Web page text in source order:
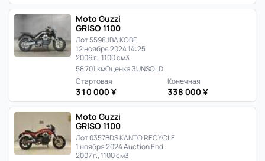
Moto Guzzi
GRISO 1100
Лот 5598JBA KOBE
12 ноября 2024 14:25
2006 г., 1100 см3
58 701 кмОценка 3UNSOLD
Стартовая
310 000 ¥
Конечная
338 000 ¥
Moto Guzzi
GRISO 1100
Лот 0357BDS KANTO RECYCLE
1 ноября 2024 Auction End
2007 г., 1100 см3